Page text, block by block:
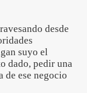
desde
suyo el
dado, pedir una
de ese negocio